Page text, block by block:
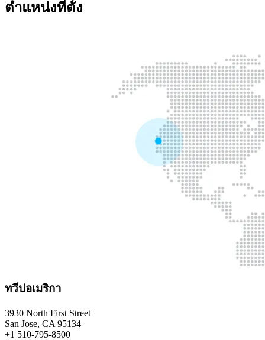
ตำแหน่งที่ตั้ง
ทวีปอเมริกา
3930 North First Street
San Jose, CA 95134
+1 510-795-8500